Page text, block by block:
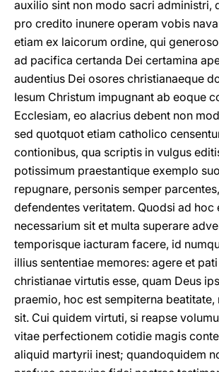
auxilio sint non modo sacri administri,
pro credito inunere operam vobis
etiam ex laicorum ordine, qui
ad pacifica certanda Dei certamina
audentius Dei osores christianaeque
Iesum Christum impugnant ab eoque
Ecclesiam, eo alacrius debent non
sed quotquot etiam catholico
contionibus, qua scriptis in vulgus
potissimum praestantique exemplo
repugnare, personis semper
defendentes veritatem. Quodsi ad hoc
necessarium sit et multa superare
temporisque iacturam facere, id
illius sententiae memores: agere et
christianae virtutis esse, quam Deus
praemio, hoc est sempiterna beatitate,
sit. Cui quidem virtuti, si reapse
vitae perfectionem cotidie magis
aliquid martyrii inest; quandoquidem